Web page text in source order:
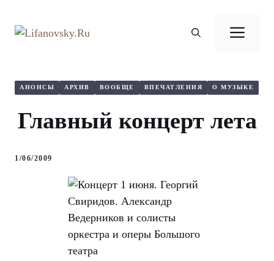
содержимому
АНОНСЫ АРХИВ ВООБЩЕ ВПЕЧАТЛЕНИЯ О МУЗЫКЕ
Главный концерт лета
1/06/2009